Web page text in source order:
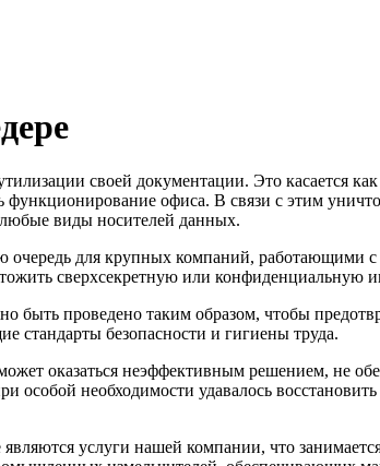
своей документации. Это
функционирование офиса. В связи с этим
виды носителей данных.
для крупных компаний, работающими
сверхсекретную или конфиденциальную
проведено таким образом, чтобы
стандарты безопасности и гигиены труда.
оказаться неэффективным решением, не
необходимости удавалось
услуги нашей компании, что